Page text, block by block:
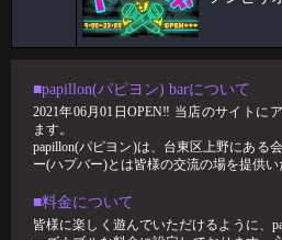
ハプニングバーで働いている🦋 スタッフ
担当が回ってきたのでよ
2026-03-02
🥳2月女子抽選🥳
🦋🉐女性様特典🉐🦋 🤩2月の抽選結果🤩 1
2026-02-24
パンブログ 「あまーい」
お久しぶりです！ スタッフのパンです🍞
ピソードをお話
■papillon(パピヨン) barについて
2021年06月01日OPEN‼︎ 当店のサイトに
ます。
papillon(パピヨン)は、台東区上野にある
ー(ハプバー)とは皆様の交流の場を提供い
■料金について
皆様に楽しく遊んでいただけるように、